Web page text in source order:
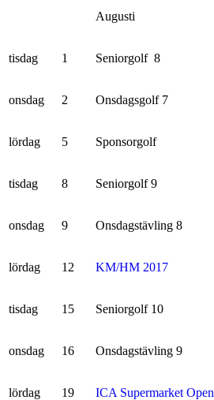
Augusti
tisdag 1 Seniorgolf 8
onsdag 2 Onsdagsgolf 7
lördag 5 Sponsorgolf
tisdag 8 Seniorgolf 9
onsdag 9 Onsdagstävling 8
lördag 12 KM/HM 2017
tisdag 15 Seniorgolf 10
onsdag 16 Onsdagstävling 9
lördag 19 ICA Supermarket Open